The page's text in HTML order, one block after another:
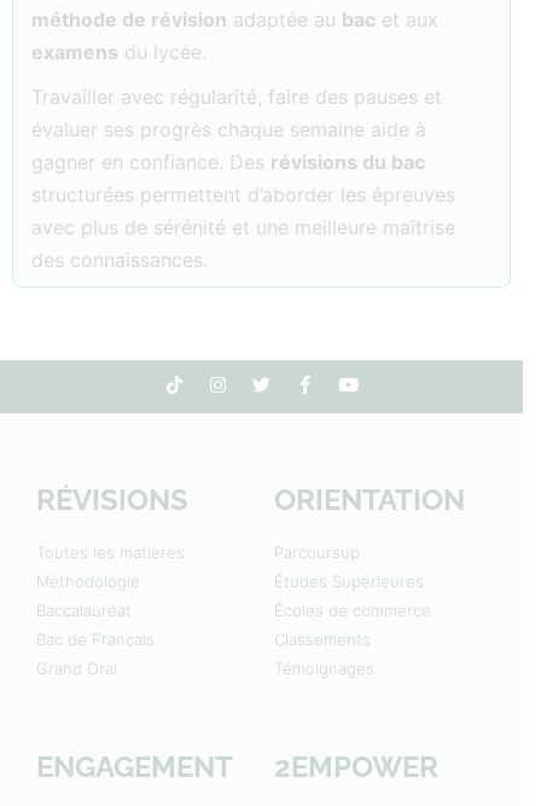
méthode de révision adaptée au bac et aux
examens du lycée.
Travailler avec régularité, faire des pauses et
évaluer ses progrès chaque semaine aide à
gagner en confiance. Des révisions du bac
structurées permettent d’aborder les épreuves
avec plus de sérénité et une meilleure maîtrise
des connaissances.
RÉVISIONS
Toutes les matières
Méthodologie
Baccalauréat
Bac de Français
Grand Oral
ORIENTATION
Parcoursup
Études Supérieures
Écoles de commerce
Classements
Témoignages
ENGAGEMENT 2EMPOWER